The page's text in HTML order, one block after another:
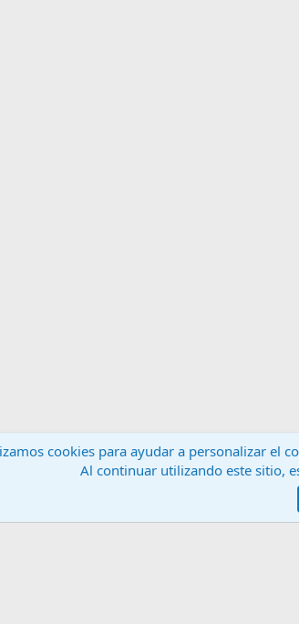
cookies para ayudar a personalizar el
Al continuar utilizando este sitio,